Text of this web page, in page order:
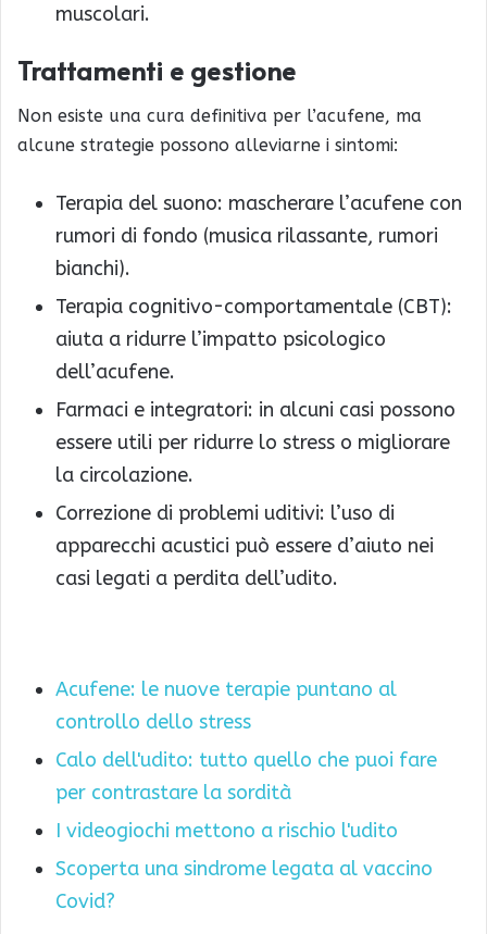
muscolari.
Trattamenti e gestione
Non esiste una cura definitiva per l’acufene, ma
alcune strategie possono alleviarne i sintomi:
Terapia del suono: mascherare l’acufene con
rumori di fondo (musica rilassante, rumori
bianchi).
Terapia cognitivo-comportamentale (CBT):
aiuta a ridurre l’impatto psicologico
dell’acufene.
Farmaci e integratori: in alcuni casi possono
essere utili per ridurre lo stress o migliorare
la circolazione.
Correzione di problemi uditivi: l’uso di
apparecchi acustici può essere d’aiuto nei
casi legati a perdita dell’udito.
Acufene: le nuove terapie puntano al
controllo dello stress
Calo dell'udito: tutto quello che puoi fare
per contrastare la sordità
I videogiochi mettono a rischio l'udito
Scoperta una sindrome legata al vaccino
Covid?